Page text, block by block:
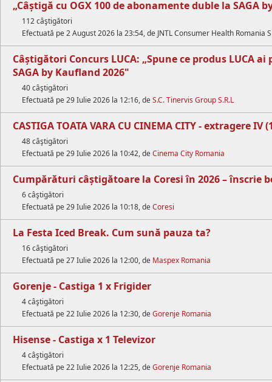
„Câștigă cu OGX 100 de abonamente duble la SAGA
112 câştigători
Efectuată pe 2 August 2026 la 23:54, de JNTL Consumer Health Romania
Câștigători Concurs LUCA: „Spune ce produs LUCA
SAGA by Kaufland 2026"
40 câştigători
Efectuată pe 29 Iulie 2026 la 12:16, deS.C. Tinervis Group S.R.L
CASTIGA TOATA VARA CU CINEMA CITY - extragere IV
48 câştigători
Efectuată pe 29 Iulie 2026 la 10:42, deCinema City Romania
Cumpărături câștigătoare la Coresi în 2026 – înscrie
6 câştigători
Efectuată pe 29 Iulie 2026 la 10:18, deCoresi
La Festa Iced Break. Cum sună pauza ta?
16 câştigători
Efectuată pe 27 Iulie 2026 la 12:00, de Maspex Romania
Gorenje - Castiga 1 x Frigider
4 câştigători
Efectuată pe 22 Iulie 2026 la 12:30, deGorenje Romania
Hisense - Castiga x 1 Televizor
4 câştigători
Efectuată pe 22 Iulie 2026 la 12:25, deGorenje Romania